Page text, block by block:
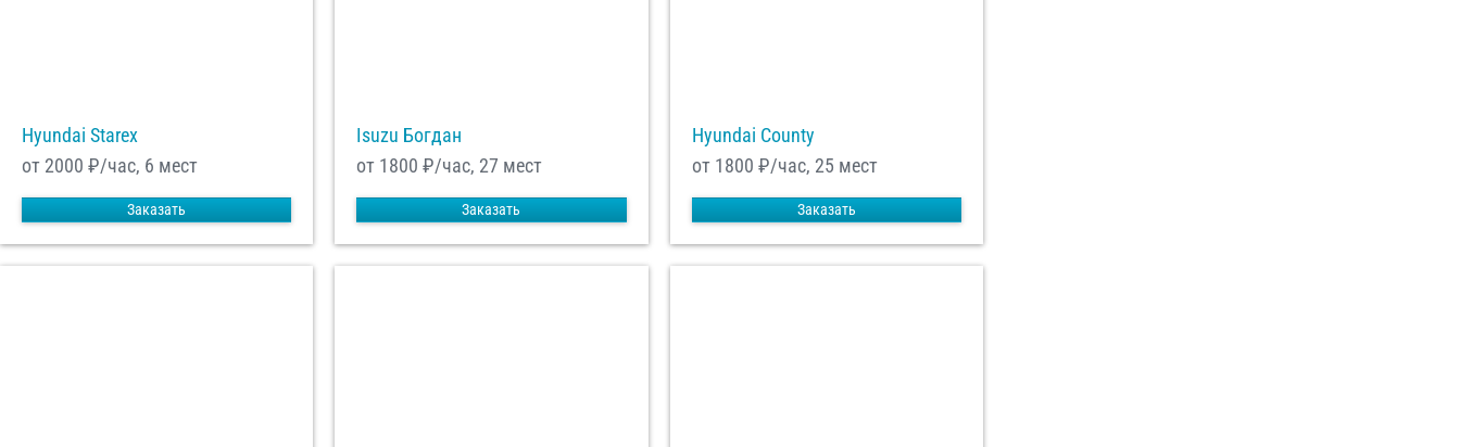
Hyundai Starex
от 2000 ₽/час, 6 мест
Заказать
Isuzu Богдан
от 1800 ₽/час, 27 мест
Заказать
Hyundai County
от 1800 ₽/час, 25 мест
Заказать